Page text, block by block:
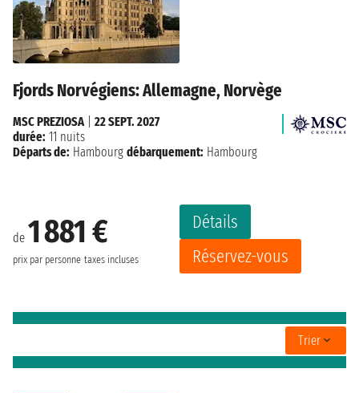
Fjords Norvégiens: Allemagne, Norvège
de 1 881 €
prix par personne taxes incluses
Détails
Réservez-vous
MSC PREZIOSA| 22 SEPT. 2027
durée: 11 nuits
Départs de: Hambourg débarquement: Hambourg
Trier